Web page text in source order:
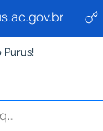
Purus!